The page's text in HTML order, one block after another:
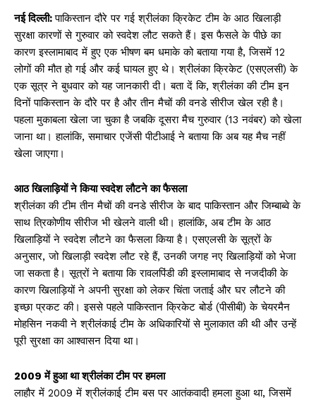
नई दिल्ली:पाकिस्तान दौरे पर गई श्रीलंका क्रिकेट टीम के आठ खिलाड़ी
सुरक्षा कारणों से गुरुवार को स्वदेश लौट सकते हैं। इस फैसले के पीछे का
कारण इस्लामाबाद में हुए एक भीषण बम धमाके को बताया गया है, जिसमें 12
लोगों की मौत हो गई और कई घायल हुए थे। श्रीलंका क्रिकेट (एसएलसी) के
एक सूत्र ने बुधवार को यह जानकारी दी। बता दें कि, श्रीलंका की टीम इन
दिनों पाकिस्तान के दौरे पर है और तीन मैचों की वनडे सीरीज खेल रही है।
पहला मुकाबला खेला जा चुका है जबकि दूसरा मैच गुरुवार (13 नवंबर) को खेला
जाना था। हालांकि, समाचार एजेंसी पीटीआई ने बताया कि अब यह मैच नहीं
खेला जाएगा।
आठ खिलाड़ियों ने किया स्वदेश लौटने का फैसला
श्रीलंका की टीम तीन मैचों की वनडे सीरीज के बाद पाकिस्तान और जिम्बाब्वे के
साथ त्रिकोणीय सीरीज भी खेलने वाली थी। हालांकि, अब टीम के आठ
खिलाड़ियों ने स्वदेश लौटने का फैसला किया है। एसएलसी के सूत्रों के
अनुसार, जो खिलाड़ी स्वदेश लौट रहे हैं, उनकी जगह नए खिलाड़ियों को भेजा
जा सकता है। सूत्रों ने बताया कि रावलपिंडी की इस्लामाबाद से नजदीकी के
कारण खिलाड़ियों ने अपनी सुरक्षा को लेकर चिंता जताई और घर लौटने की
इच्छा प्रकट की। इससे पहले पाकिस्तान क्रिकेट बोर्ड (पीसीबी) के चेयरमैन
मोहसिन नकवी ने श्रीलंकाई टीम के अधिकारियों से मुलाकात की थी और उन्हें
पूरी सुरक्षा का आश्वासन दिया था।
2009 में हुआ था श्रीलंका टीम पर हमला
लाहौर में 2009 में श्रीलंकाई टीम बस पर आतंकवादी हमला हुआ था, जिसमें